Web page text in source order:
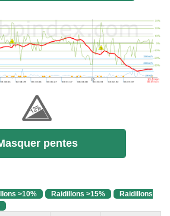
pentes
>10% Raidillons >15%
Raidillons